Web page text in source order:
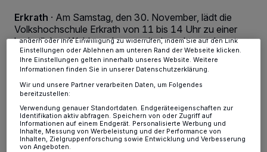
Erkrath · Am Samstag, den 30. November, lädt die
Volkshochschule Erkrath von 11 bis 14 Uhr zu einer
herbstlichen Waldwanderung mit einem besonderen
Fokus auf Entspannung ein.
Zwecke. Wenn Tracker deaktiviert sind, sind manche Inhalte und
Anzeigen möglicherweise nicht mehr so relevant für Sie. Sie können
dieses Menü jederzeit wieder aufrufen, um Ihre Einstellungen zu
ändern oder Ihre Einwilligung zu widerrufen, indem Sie auf den Link
Einstellungen oder Ablehnen am unteren Rand der Webseite klicken.
Ihre Einstellungen gelten innerhalb unseres Website. Weitere
Informationen finden Sie in unserer Datenschutzerklärung.
Wir und unsere Partner verarbeiten Daten, um Folgendes
bereitzustellen:
Verwendung genauer Standortdaten. Endgeräteeigenschaften zur
Identifikation aktiv abfragen. Speichern von oder Zugriff auf
Informationen auf einem Endgerät. Personalisierte Werbung und
Inhalte, Messung von Werbeleistung und der Performance von
Inhalten, Zielgruppenforschung sowie Entwicklung und Verbesserung
von Angeboten.